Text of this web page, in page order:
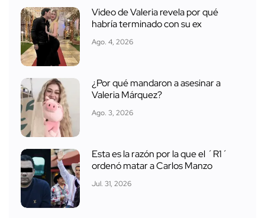
Video de Valeria revela por qué
habría terminado con su ex
Ago. 4, 2026
¿Por qué mandaron a asesinar a
Valeria Márquez?
Ago. 3, 2026
Esta es la razón por la que el ´R1´
ordenó matar a Carlos Manzo
Jul. 31, 2026